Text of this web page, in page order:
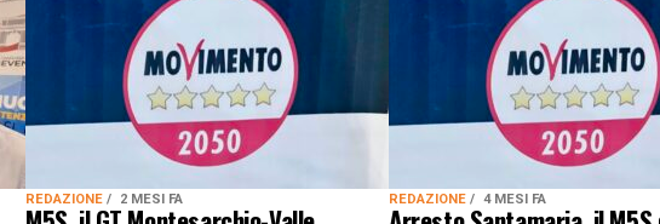
REDAZIONE 2 MESI FA REDAZIONE 4 MESI FA